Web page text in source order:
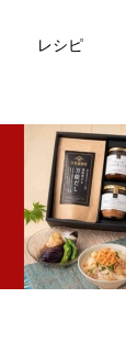
レシピ